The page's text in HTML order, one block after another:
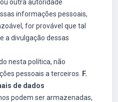
outra autoridade
informações pessoais,
for provável que tal
a divulgação dessas
nesta política, não
pessoais a terceiros.
F.
de dados
podem ser armazenadas,